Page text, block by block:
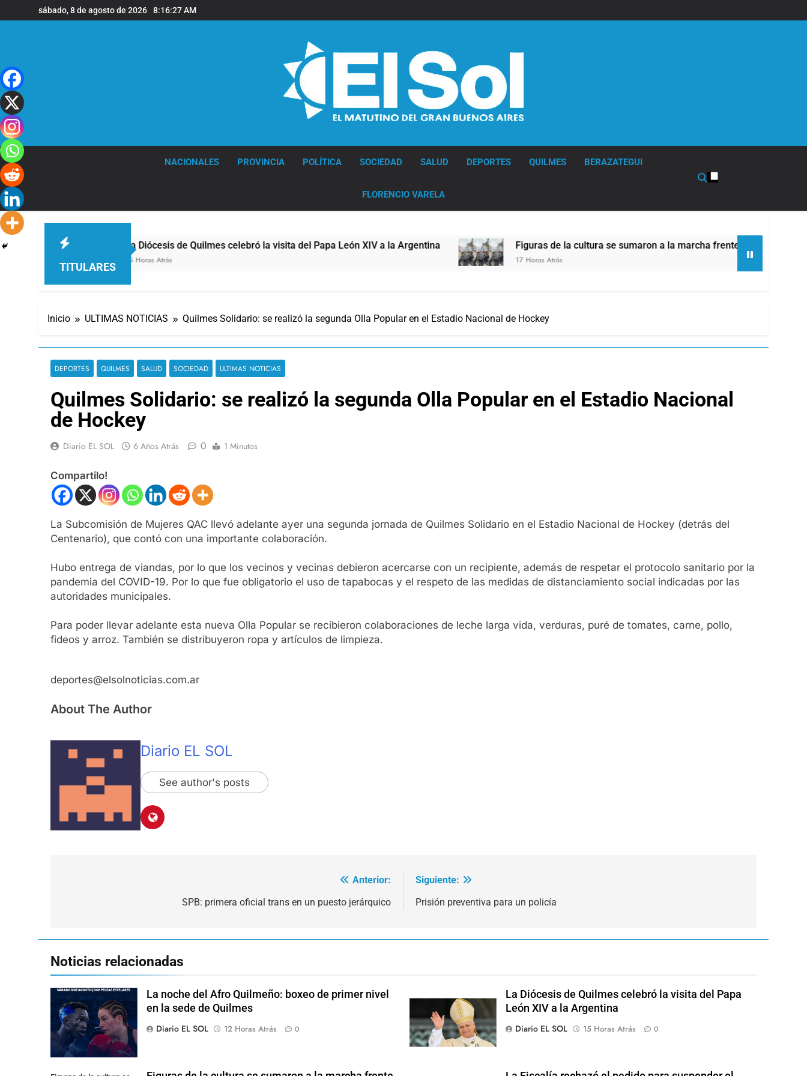
al
sábado, 8 de agosto de 2026 8:16:27 AM
NACIONALES PROVINCIA POLÍTICA SOCIEDAD SALUD DEPORTES QUILMES BERAZATEGUI
FLORENCIO VARELA
TITULARES
La Diócesis de Quilmes celebró la visita del Papa León XIV a la Argentina
15 Horas Atrás
Figuras de la cultura se sumaron a la marcha frente al Congreso contra la
17 Horas Atrás
Inicio ULTIMAS NOTICIAS Quilmes Solidario: se realizó la segunda Olla Popular en el Estadio Nacional de Hockey
DEPORTES QUILMES SALUD SOCIEDAD ULTIMAS NOTICIAS
Quilmes Solidario: se realizó la segunda Olla Popular en el Estadio Nacional
de Hockey
Diario EL SOL 6 Años Atrás 0 1 Minutos
Compartilo!
La Subcomisión de Mujeres QAC llevó adelante ayer una segunda jornada de Quilmes Solidario en el Estadio Nacional de Hockey (detrás del
Centenario), que contó con una importante colaboración.
Hubo entrega de viandas, por lo que los vecinos y vecinas debieron acercarse con un recipiente, además de respetar el protocolo sanitario por la
pandemia del COVID-19. Por lo que fue obligatorio el uso de tapabocas y el respeto de las medidas de distanciamiento social indicadas por las
autoridades municipales.
Para poder llevar adelante esta nueva Olla Popular se recibieron colaboraciones de leche larga vida, verduras, puré de tomates, carne, pollo,
fideos y arroz. También se distribuyeron ropa y artículos de limpieza.
deportes@elsolnoticias.com.ar
About The Author
Diario EL SOL
See author's posts
Anterior:
SPB: primera oficial trans en un puesto jerárquico
Siguiente:
Prisión preventiva para un policía
Noticias relacionadas
La noche del Afro Quilmeño: boxeo de primer nivel
en la sede de Quilmes
Diario EL SOL
12 Horas Atrás 0
La Diócesis de Quilmes celebró la visita del Papa
León XIV a la Argentina
Diario EL SOL
15 Horas Atrás 0